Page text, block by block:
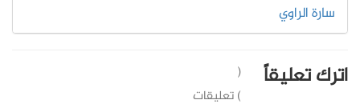
سارة الراوي
اترك تعليقاً
(
) تعليقات